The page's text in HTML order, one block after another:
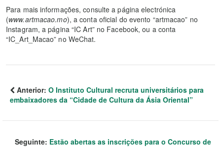
Para mais informações, consulte a página electrónica
(www.artmacao.mo), a conta oficial do evento “artmacao” no
Instagram, a página “IC Art” no Facebook, ou a conta
“IC_Art_Macao” no WeChat.
Anterior: O Instituto Cultural recruta universitários para
embaixadores da “Cidade de Cultura da Ásia Oriental”
Seguinte: Estão abertas as inscrições para o Concurso de